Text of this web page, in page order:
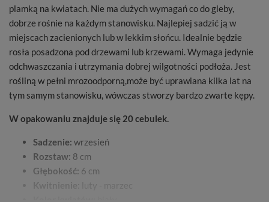
plamką na kwiatach. Nie ma dużych wymagań co do gleby,
dobrze rośnie na każdym stanowisku. Najlepiej sadzić ją w
miejscach zacienionych lub w lekkim słońcu. Idealnie będzie
rosła posadzona pod drzewami lub krzewami. Wymaga jedynie
odchwaszczania i utrzymania dobrej wilgotności podłoża. Jest
rośliną w pełni mrozoodporną,może być uprawiana kilka lat na
tym samym stanowisku, wówczas stworzy bardzo zwarte kępy.
W opakowaniu znajduje się 20 cebulek.
Sadzenie: wrzesień
Rozstaw: 8 cm
Głębokość: 6 cm
Kwitnienie: